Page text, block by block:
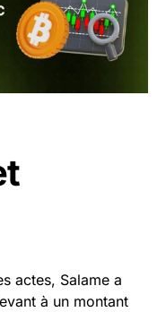
actes, Salame a
à un montant